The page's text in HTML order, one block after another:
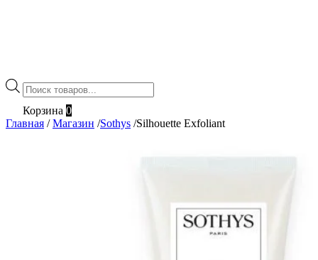
Поиск
товаров
Корзина 0
Главная / Магазин /Sothys /Silhouette Exfoliant